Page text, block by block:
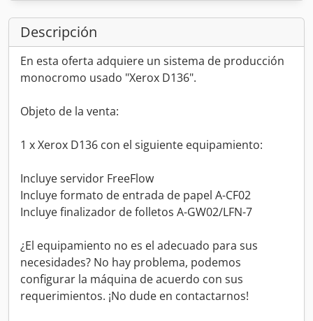
Descripción
En esta oferta adquiere un sistema de producción
monocromo usado "Xerox D136".
Objeto de la venta:
1 x Xerox D136 con el siguiente equipamiento:
Incluye servidor FreeFlow
Incluye formato de entrada de papel A-CF02
Incluye finalizador de folletos A-GW02/LFN-7
¿El equipamiento no es el adecuado para sus
necesidades? No hay problema, podemos
configurar la máquina de acuerdo con sus
requerimientos. ¡No dude en contactarnos!